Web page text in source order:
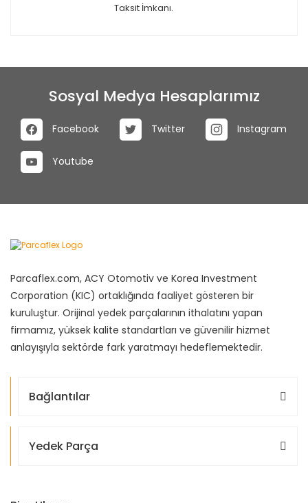
Taksit İmkanı.
Sosyal Medya Hesaplarımız
Facebook Twitter Instagram
Youtube
Parcaflex.com, ACY Otomotiv ve Korea Investment
Corporation (KIC) ortaklığında faaliyet gösteren bir
kuruluştur. Orijinal yedek parçalarının ithalatını yapan
firmamız, yüksek kalite standartları ve güvenilir hizmet
anlayışıyla sektörde fark yaratmayı hedeflemektedir.
Bağlantılar
Yedek Parça